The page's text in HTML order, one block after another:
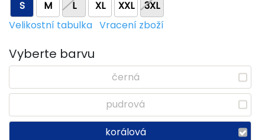
S M L XL XXL
3XL
Velikostní tabulka Vracení zboží
Vyberte barvu
černá
pudrová
korálová